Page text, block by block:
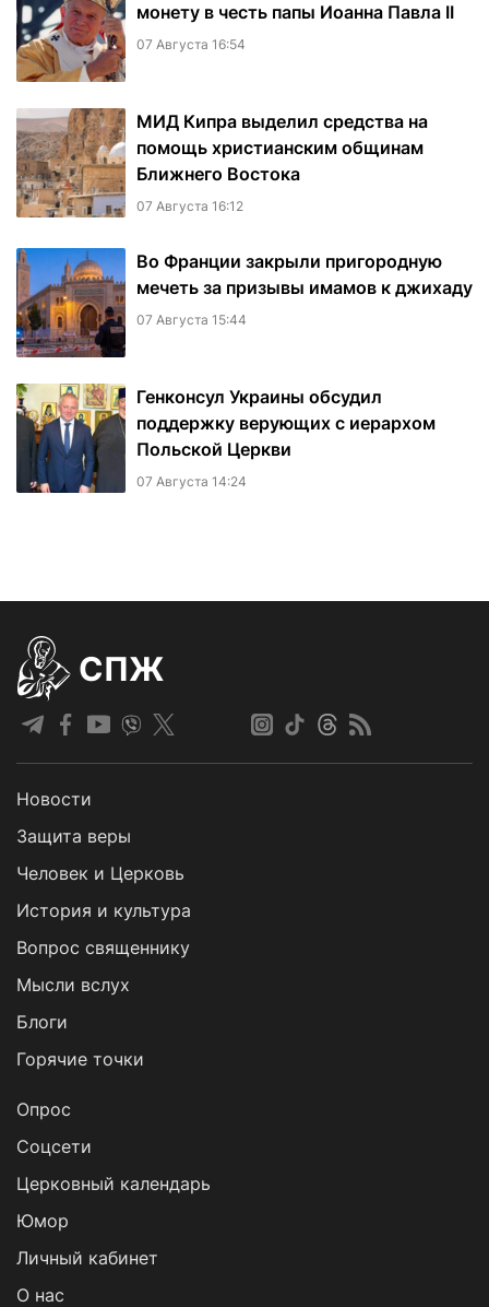
монету в честь папы Иоанна Павла II
07 Августа 16:54
МИД Кипра выделил средства на
помощь христианским общинам
Ближнего Востока
07 Августа 16:12
Во Франции закрыли пригородную
мечеть за призывы имамов к джихаду
07 Августа 15:44
Генконсул Украины обсудил
поддержку верующих с иерархом
Польской Церкви
07 Августа 14:24
СПЖ
Новости
Защита веры
Человек и Церковь
История и культура
Вопрос священнику
Мысли вслух
Блоги
Горячие точки
Опрос
Cоцсети
Церковный календарь
Юмор
Личный кабинет
О нас